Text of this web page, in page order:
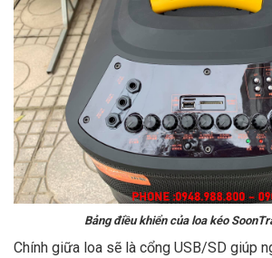
Bảng điều khiển của loa kéo
Chính giữa loa sẽ là cổng USB/SD giúp